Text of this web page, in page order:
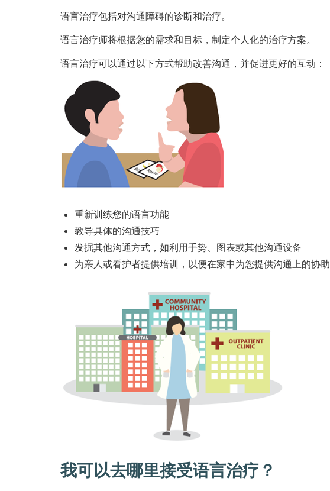
语言治疗包括对沟通障碍的诊断和治疗。
语言治疗师将根据您的需求和目标，制定个人化的治疗方案。
语言治疗可以通过以下方式帮助改善沟通，并促进更好的互动：
重新训练您的语言功能
教导具体的沟通技巧
发掘其他沟通方式，如利用手势、图表或其他沟通设备
为亲人或看护者提供培训，以便在家中为您提供沟通上的协助
我可以去哪里接受语言治疗？